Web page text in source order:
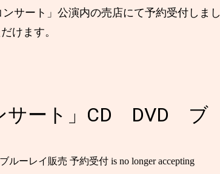
サート」公演内の売店にて予約受付しまし
けます。